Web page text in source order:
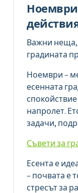
Важни неща,
градината
Ноември –
есенната
напролет.
задачи,
Съвети за
Есента е
– почвата е
стресът за